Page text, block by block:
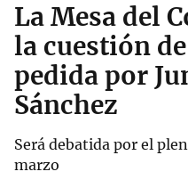
La Mesa del
la cuestión
pedida por
Sánchez
Será debatida por el
marzo